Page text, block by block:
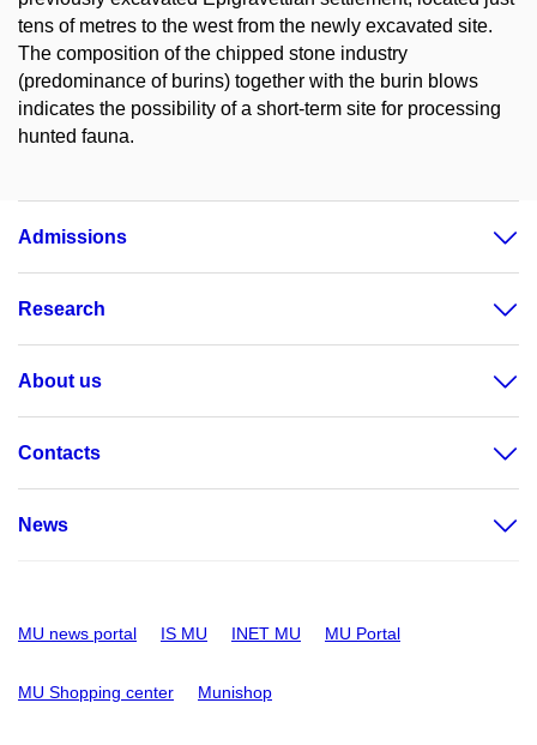
tens of metres to the west from the newly excavated site.
The composition of the chipped stone industry
(predominance of burins) together with the burin blows
indicates the possibility of a short-term site for processing
hunted fauna.
Admissions
Research
About us
Contacts
News
MU news portal IS MU INET MU MU Portal
MU Shopping center Munishop